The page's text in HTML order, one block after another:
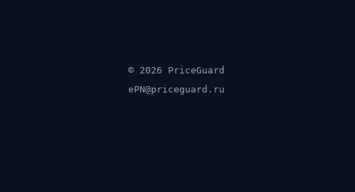
© 2026 PriceGuard
ePN@priceguard.ru